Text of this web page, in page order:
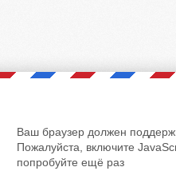
Ваш браузер должен
Пожалуйста, включите
попробуйте ещё раз